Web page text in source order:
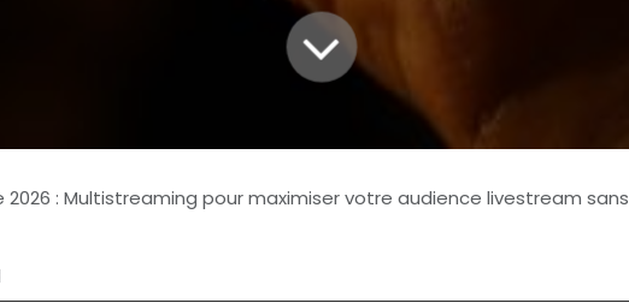
2026 : Multistreaming pour maximiser votre audience livestream sans perte